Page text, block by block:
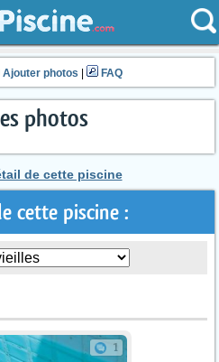
Ajouter photos FAQ
photos
de cette piscine
cette piscine :
1